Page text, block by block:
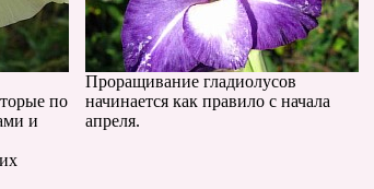
по
и
Проращивание гладиолусов
начинается как правило с начала
апреля.